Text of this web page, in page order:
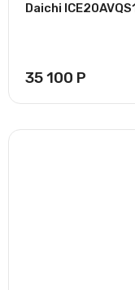
Daichi
35 100 Р